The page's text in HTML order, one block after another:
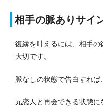
相手の脈ありサイ
復縁を叶えるには、相手
大切です。
脈なしの状態で告白すれば
元恋人と再会できる状態